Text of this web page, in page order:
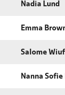
Nadia Lund
Emma
Salome
Nanna Sofie